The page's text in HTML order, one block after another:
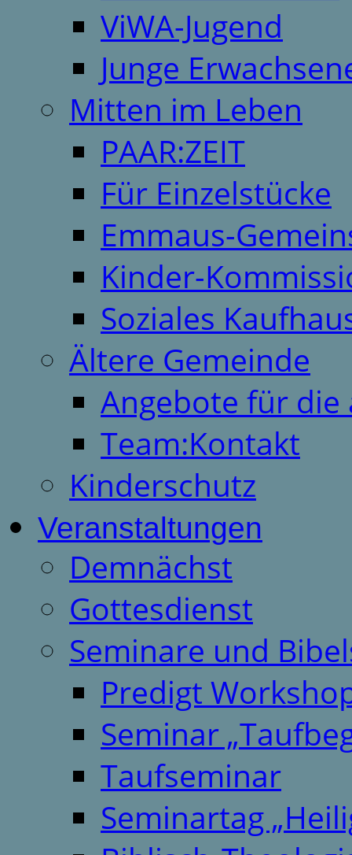
ViWA-Jugend
Junge
Mitten im Leben
PAAR:ZEIT
Für Einzelstücke
Emmaus-
Kinder-
Soziales
Ältere Gemeinde
Angebote für
Team:Kontakt
Kinderschutz
Veranstaltungen
Demnächst
Gottesdienst
Seminare und
Predigt
Seminar
Taufseminar
Seminartag